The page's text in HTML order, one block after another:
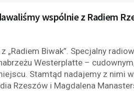
wspólnie z Radiem
„Radiem Biwak”. Specjalny
Westerplatte –
Stamtąd nadajemy z nimi
Rzeszów i Magdalena